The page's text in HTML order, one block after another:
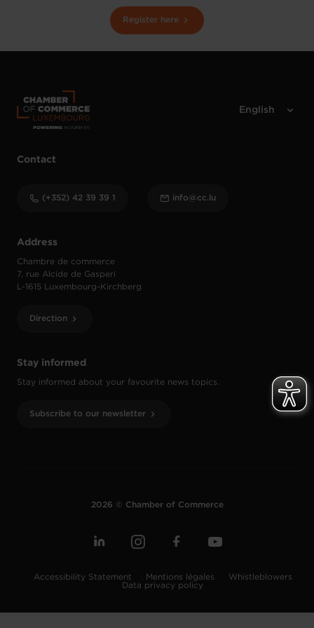
Register here
Stay informed
Stay informed about your favourite news topics.
Subscribe to our newsletter
Address
Chambre de commerce
7, rue Alcide de Gasperi
L-1615 Luxembourg-Kirchberg
Direction
Contact
(+352) 42 39 39 1 info@cc.lu
2026 © Chamber of Commerce
Accessibility Statement Mentions légales
Whistleblowers
Data privacy policy